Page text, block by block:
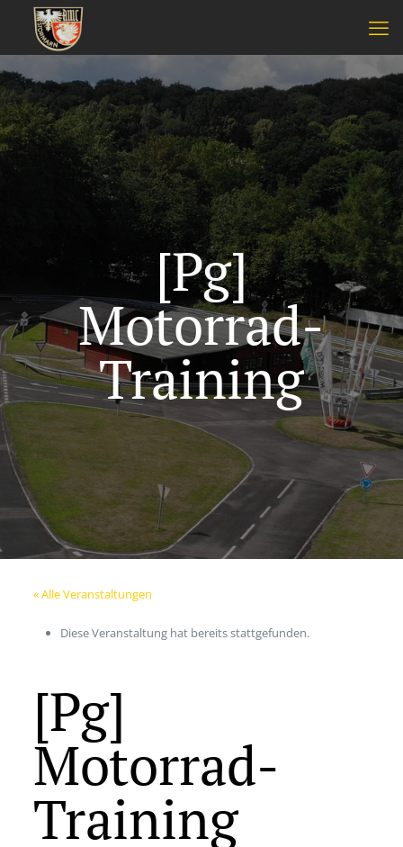
[Pg]
Motorrad-
Training
« Alle Veranstaltungen
Diese Veranstaltung hat bereits stattgefunden.
[Pg]
Motorrad-
Training